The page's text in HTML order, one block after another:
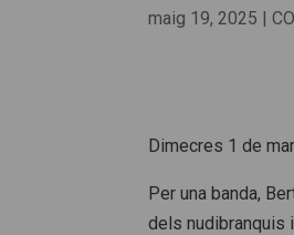
maig 19, 2025 |
Dimecres 1 de
Per una banda,
dels nudibranquis